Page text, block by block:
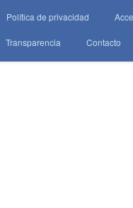
Política de privacidad
Transparencia Contacto